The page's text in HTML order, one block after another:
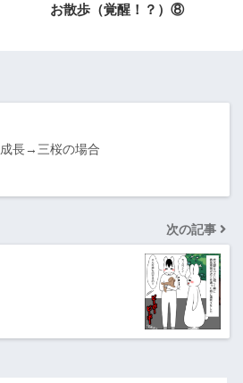
お散歩（覚醒！？）⑧
長→三桜の場合
次の記事